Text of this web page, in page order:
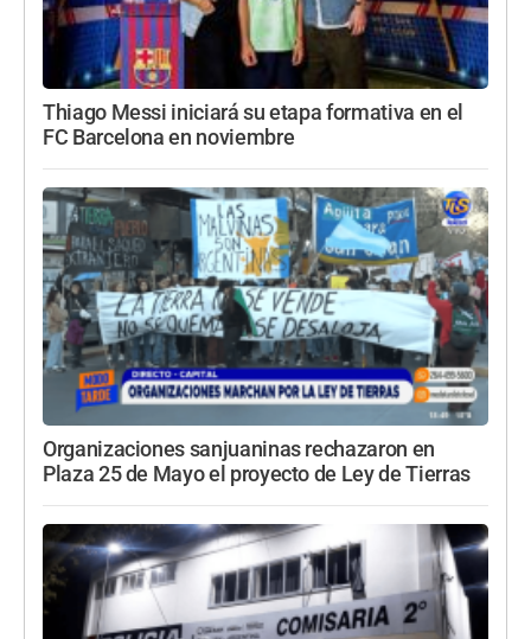
Thiago Messi iniciará su etapa formativa en el
FC Barcelona en noviembre
Organizaciones sanjuaninas rechazaron en
Plaza 25 de Mayo el proyecto de Ley de Tierras